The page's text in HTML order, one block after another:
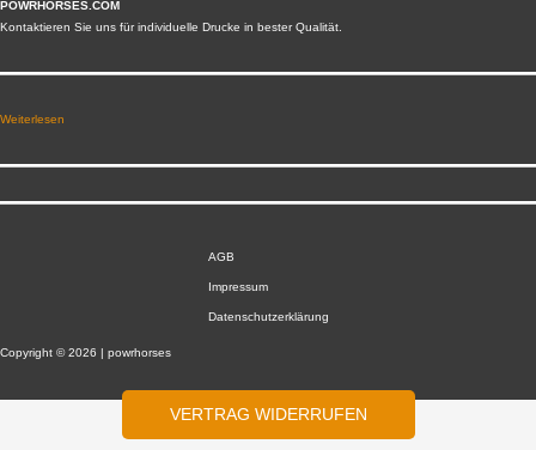
POWRHORSES.COM
Kontaktieren Sie uns für individuelle Drucke in bester Qualität.
Weiterlesen
AGB
Impressum
Datenschutzerklärung
Copyright © 2026 | powrhorses
VERTRAG WIDERRUFEN